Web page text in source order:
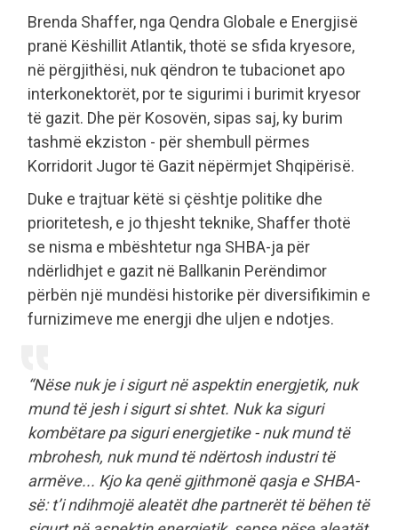
Brenda Shaffer, nga Qendra Globale e Energjisë
pranë Këshillit Atlantik, thotë se sfida kryesore,
në përgjithësi, nuk qëndron te tubacionet apo
interkonektorët, por te sigurimi i burimit kryesor
të gazit. Dhe për Kosovën, sipas saj, ky burim
tashmë ekziston - për shembull përmes
Korridorit Jugor të Gazit nëpërmjet Shqipërisë.
Duke e trajtuar këtë si çështje politike dhe
prioritetesh, e jo thjesht teknike, Shaffer thotë
se nisma e mbështetur nga SHBA-ja për
ndërlidhjet e gazit në Ballkanin Perëndimor
përbën një mundësi historike për diversifikimin e
furnizimeve me energji dhe uljen e ndotjes.
“Nëse nuk je i sigurt në aspektin energjetik, nuk
mund të jesh i sigurt si shtet. Nuk ka siguri
kombëtare pa siguri energjetike - nuk mund të
mbrohesh, nuk mund të ndërtosh industri të
armëve... Kjo ka qenë gjithmonë qasja e SHBA-
së: t’i ndihmojë aleatët dhe partnerët të bëhen të